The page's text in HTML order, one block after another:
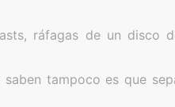
ráfagas de un disco
tampoco es que